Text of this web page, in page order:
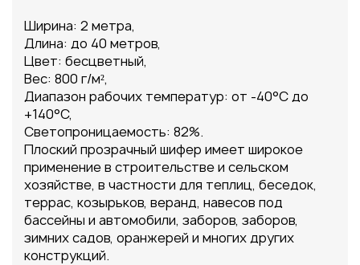
Ширина: 2 метра,
Длина: до 40 метров,
Цвет: бесцветный,
Вес: 800 г/м²,
Диапазон рабочих температур: от -40°C до
+140°C,
Светопроницаемость: 82%.
Плоский прозрачный шифер имеет широкое
применение в строительстве и сельском
хозяйстве, в частности для теплиц, беседок,
террас, козырьков, веранд, навесов под
бассейны и автомобили, заборов, заборов,
зимних садов, оранжерей и многих других
конструкций.